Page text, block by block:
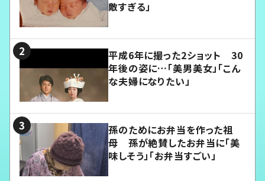
敵すぎる」
平成6年に撮った2ショット 30
年後の姿に…「美男美女」「こん
な夫婦になりたい」
孫のためにお弁当を作った祖
母 孫が絶賛したお弁当に「美
味しそう」「お弁当すごい」